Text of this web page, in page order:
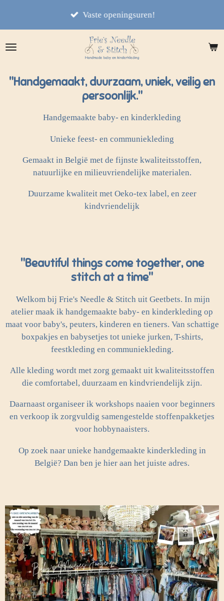
de
Vaste openingsuren!
"Handgemaakt, duurzaam, uniek, veilig en
persoonlijk."
Handgemaakte baby- en kinderkleding
Unieke feest- en communiekleding
Gemaakt in België met de fijnste kwaliteitsstoffen,
natuurlijke en milieuvriendelijke materialen.
Duurzame kwaliteit met Oeko-tex label, en zeer
kindvriendelijk
"Beautiful things come together, one
stitch at a time"
Welkom bij Frie's Needle & Stitch uit Geetbets. In mijn
atelier maak ik handgemaakte baby- en kinderkleding op
maat voor baby's, peuters, kinderen en tieners. Van schattige
boxpakjes en babysetjes tot unieke jurken, T-shirts,
feestkleding en communiekleding.
Alle kleding wordt met zorg gemaakt uit kwaliteitsstoffen
die comfortabel, duurzaam en kindvriendelijk zijn.
Daarnaast organiseer ik workshops naaien voor beginners
en verkoop ik zorgvuldig samengestelde stoffenpakketjes
voor hobbynaaisters.
Op zoek naar unieke handgemaakte kinderkleding in
België? Dan ben je hier aan het juiste adres.